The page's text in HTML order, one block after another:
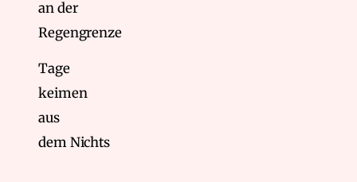
an der
Regengrenze
Tage
keimen
aus
dem Nichts